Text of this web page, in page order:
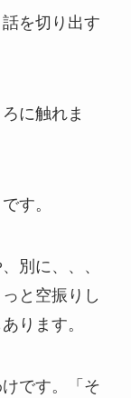
を切り出す
に触れま
す。
別に、、、
と空振りし
ります。
です。「そ